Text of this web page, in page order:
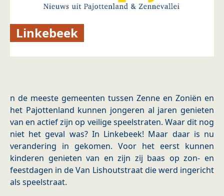
Linkebeek
n de meeste gemeenten tussen Zenne en Zoniën en
het Pajottenland kunnen jongeren al jaren genieten
van en actief zijn op veilige speelstraten. Waar dit nog
niet het geval was? In Linkebeek! Maar daar is nu
verandering in gekomen. Voor het eerst kunnen
kinderen genieten van en zijn zij baas op zon- en
feestdagen in de Van Lishoutstraat die werd ingericht
als speelstraat.